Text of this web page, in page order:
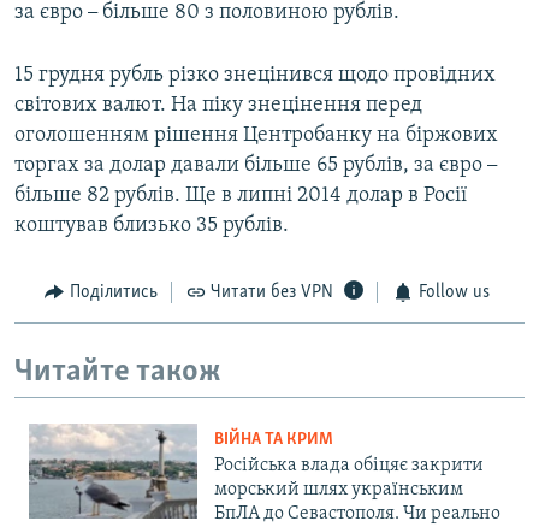
за євро – більше 80 з половиною рублів.
15 грудня рубль різко знецінився щодо провідних
світових валют. На піку знецінення перед
оголошенням рішення Центробанку на біржових
торгах за долар давали більше 65 рублів, за євро –
більше 82 рублів. Ще в липні 2014 долар в Росії
коштував близько 35 рублів.
Поділитись Читати без VPN Follow us
Читайте також
ВІЙНА ТА КРИМ
Російська влада обіцяє закрити
морський шлях українським
БпЛА до Севастополя. Чи реально